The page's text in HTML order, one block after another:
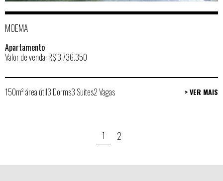
MOEMA
Apartamento
Valor de venda: R$ 3.736.350
150m² área útil3 Dorms3 Suítes2 Vagas > VER MAIS
1 2